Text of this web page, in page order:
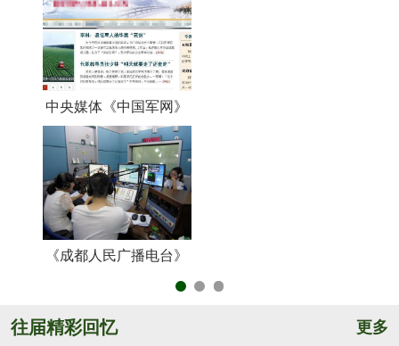
中央媒体《中国军网》
《成都人民广播电台》
往届精彩回忆 更多